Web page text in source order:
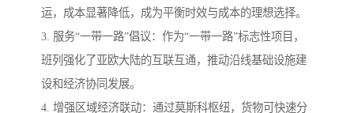
运，成本显著降低，成为平衡时效与成本的理想选择。
3. 服务“一带一路”倡议：作为“一带一路”标志性项目，
班列强化了亚欧大陆的互联互通，推动沿线基础设施建
设和经济协同发展。
4. 增强区域经济联动：通过莫斯科枢纽，货物可快速分